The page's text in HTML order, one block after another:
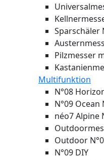
Sparschäler
Pilzmesser
Multifunktion
N°08
N°09 Ocean
néo7 Alpine
Outdoor
N°09 DIY